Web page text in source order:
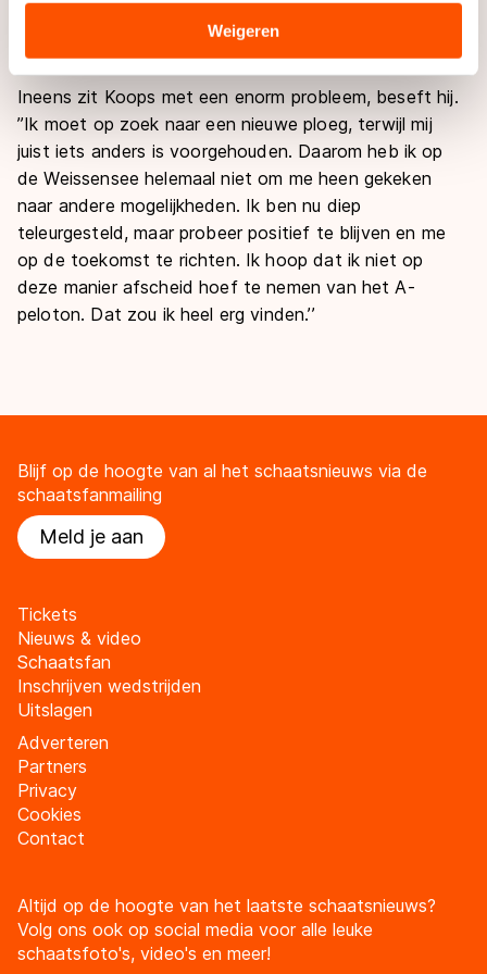
Sommige partners kunnen gegevens doorgeven aan
landen buiten de EU, zoals de VS, waar mogelijk geen
adequaat beschermingsniveau geldt volgens de GDPR.
Door op ‘Toestaan’ te klikken, stemt u in met deze
overdracht. Meer informatie vindt u in onscookiebeleid
Weigeren
kwaad om. Zo ga je niet te werk in een eerlijke sport.’’
Ineens zit Koops met een enorm probleem, beseft hij.
’’Ik moet op zoek naar een nieuwe ploeg, terwijl mij
juist iets anders is voorgehouden. Daarom heb ik op
de Weissensee helemaal niet om me heen gekeken
naar andere mogelijkheden. Ik ben nu diep
teleurgesteld, maar probeer positief te blijven en me
op de toekomst te richten. Ik hoop dat ik niet op
deze manier afscheid hoef te nemen van het A-
peloton. Dat zou ik heel erg vinden.’’
Blijf op de hoogte van al het schaatsnieuws via de
schaatsfanmailing
Meld je aan
Tickets
Nieuws & video
Schaatsfan
Inschrijven wedstrijden
Uitslagen
Adverteren
Partners
Privacy
Cookies
Contact
Altijd op de hoogte van het laatste schaatsnieuws?
Volg ons ook op social media voor alle leuke
schaatsfoto's, video's en meer!